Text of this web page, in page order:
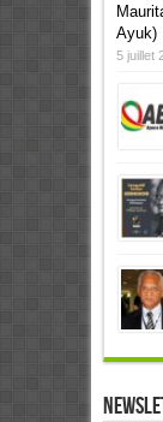
Ayuk)
5 juillet